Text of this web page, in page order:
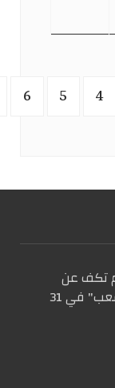
4
5
6
تكف عن
الصدور. عددها الأول صدر باسم "كفاح الشعب" في 31